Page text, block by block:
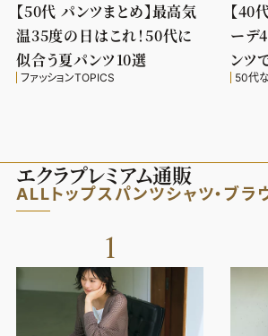
【50代 パンツまとめ】最高気
温35度の日はこれ！50代に
似合う夏パンツ10選
ファッションTOPICS
【40
ーデ
ンツ
50代
エクラプレミアム通販
ALLトップス パンツシャツ・ブラ
1